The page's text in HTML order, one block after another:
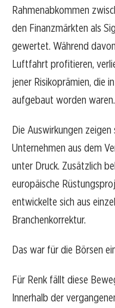
Rahmenabkommen
den Finanzmärkten als
gewertet. Während
Luftfahrt profitieren,
jener Risikoprämien, die
aufgebaut worden waren.
Die Auswirkungen zeigen
Unternehmen aus dem
unter Druck. Zusätzlich
europäische
entwickelte sich aus
Branchenkorrektur.
Das war für die Börsen
Für Renk fällt diese
Innerhalb der